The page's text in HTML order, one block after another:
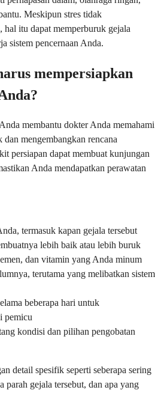
Meskipun stres tidak
hal itu dapat memperburuk gejala
sistem pencernaan Anda.
mempersiapkan
membantu dokter Anda memahami
mengembangkan rencana
persiapan dapat membuat kunjungan
Anda mendapatkan perawatan
termasuk kapan gejala tersebut
lebih baik atau lebih buruk
dan vitamin yang Anda minum
terutama yang melibatkan sistem
beberapa hari untuk
pemicu
kondisi dan pilihan pengobatan
detail spesifik seperti seberapa sering
parah gejala tersebut, dan apa yang